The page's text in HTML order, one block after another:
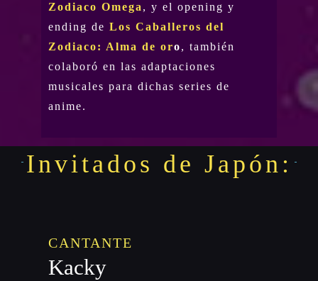
Zodiaco Omega , y el opening y
ending deLos Caballeros del
Zodiaco: Alma de oro, también
colaboró en las adaptaciones
musicales para dichas series de
anime.
Invitados de Japón:
CANTANTE
Kacky